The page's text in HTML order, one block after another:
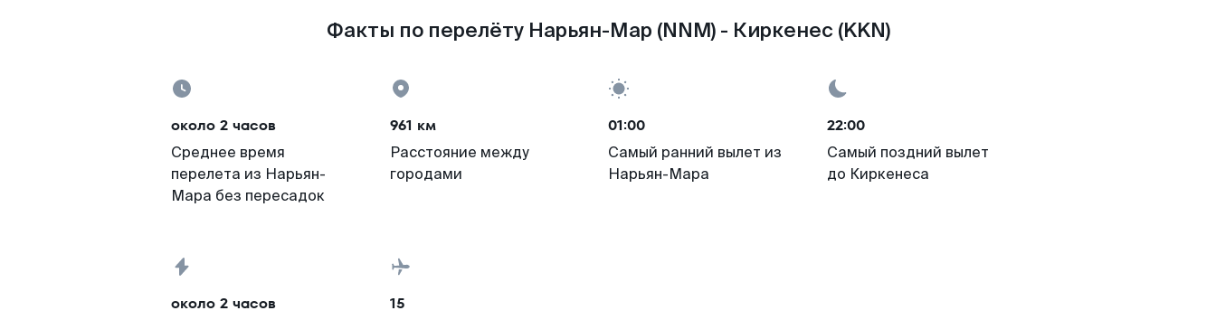
Факты по перелёту Нарьян-Мар (NNM) - Киркенес (KKN)
около 2 часов
Среднее время
перелета из Нарьян-
Мара без пересадок
961 км
Расстояние между
городами
01:00
Самый ранний вылет из
Нарьян-Мара
22:00
Самый поздний вылет
до Киркенеса
около 2 часов 15